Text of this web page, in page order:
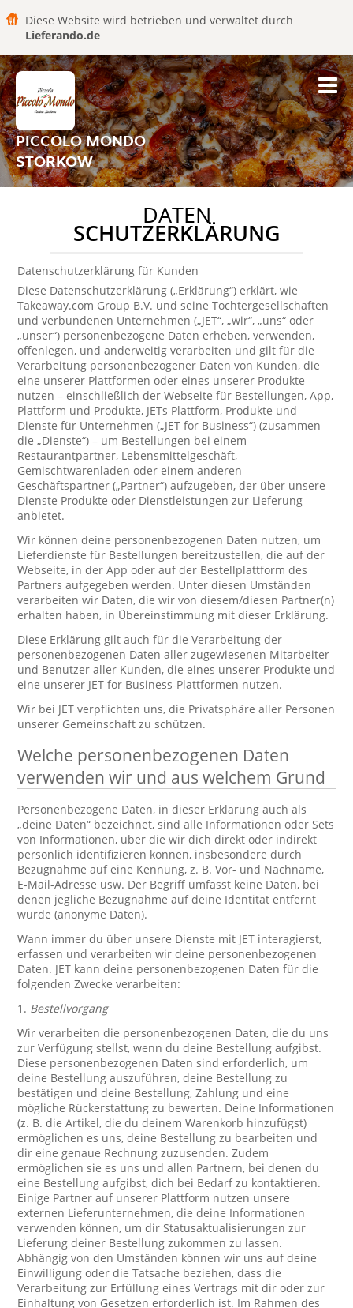
Diese Website wird betrieben und verwaltet durch
Lieferando.de
PICCOLO MONDO
STORKOW
DATEN
SCHUTZERKLÄRUNG
Datenschutzerklärung für Kunden
Diese Datenschutzerklärung („Erklärung“) erklärt, wie
Takeaway.com Group B.V. und seine Tochtergesellschaften
und verbundenen Unternehmen („JET“, „wir“, „uns“ oder
„unser“) personenbezogene Daten erheben, verwenden,
offenlegen, und anderweitig verarbeiten und gilt für die
Verarbeitung personenbezogener Daten von Kunden, die
eine unserer Plattformen oder eines unserer Produkte
nutzen – einschließlich der Webseite für Bestellungen, App,
Plattform und Produkte, JETs Plattform, Produkte und
Dienste für Unternehmen („JET for Business“) (zusammen
die „Dienste“) – um Bestellungen bei einem
Restaurantpartner, Lebensmittelgeschäft,
Gemischtwarenladen oder einem anderen
Geschäftspartner („Partner“) aufzugeben, der über unsere
Dienste Produkte oder Dienstleistungen zur Lieferung
anbietet.
Wir können deine personenbezogenen Daten nutzen, um
Lieferdienste für Bestellungen bereitzustellen, die auf der
Webseite, in der App oder auf der Bestellplattform des
Partners aufgegeben werden. Unter diesen Umständen
verarbeiten wir Daten, die wir von diesem/diesen Partner(n)
erhalten haben, in Übereinstimmung mit dieser Erklärung.
Diese Erklärung gilt auch für die Verarbeitung der
personenbezogenen Daten aller zugewiesenen Mitarbeiter
und Benutzer aller Kunden, die eines unserer Produkte und
eine unserer JET for Business-Plattformen nutzen.
Wir bei JET verpflichten uns, die Privatsphäre aller Personen
unserer Gemeinschaft zu schützen.
Welche personenbezogenen Daten
verwenden wir und aus welchem Grund
Personenbezogene Daten, in dieser Erklärung auch als
„deine Daten“ bezeichnet, sind alle Informationen oder Sets
von Informationen, über die wir dich direkt oder indirekt
persönlich identifizieren können, insbesondere durch
Bezugnahme auf eine Kennung, z. B. Vor- und Nachname,
E-Mail-Adresse usw. Der Begriff umfasst keine Daten, bei
denen jegliche Bezugnahme auf deine Identität entfernt
wurde (anonyme Daten).
Wann immer du über unsere Dienste mit JET interagierst,
erfassen und verarbeiten wir deine personenbezogenen
Daten. JET kann deine personenbezogenen Daten für die
folgenden Zwecke verarbeiten:
1. Bestellvorgang
Wir verarbeiten die personenbezogenen Daten, die du uns
zur Verfügung stellst, wenn du deine Bestellung aufgibst.
Diese personenbezogenen Daten sind erforderlich, um
deine Bestellung auszuführen, deine Bestellung zu
bestätigen und deine Bestellung, Zahlung und eine
mögliche Rückerstattung zu bewerten. Deine Informationen
(z. B. die Artikel, die du deinem Warenkorb hinzufügst)
ermöglichen es uns, deine Bestellung zu bearbeiten und
dir eine genaue Rechnung zuzusenden. Zudem
ermöglichen sie es uns und allen Partnern, bei denen du
eine Bestellung aufgibst, dich bei Bedarf zu kontaktieren.
Einige Partner auf unserer Plattform nutzen unsere
externen Lieferunternehmen, die deine Informationen
verwenden können, um dir Statusaktualisierungen zur
Lieferung deiner Bestellung zukommen zu lassen.
Abhängig von den Umständen können wir uns auf deine
Einwilligung oder die Tatsache beziehen, dass die
Verarbeitung zur Erfüllung eines Vertrags mit dir oder zur
Einhaltung von Gesetzen erforderlich ist. Im Rahmen des